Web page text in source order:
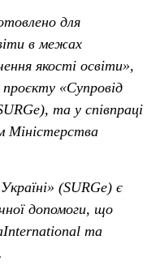
для
в межах
якості освіти»,
«Супровід
та у співпраці
Міністерства
(SURGe) є
допомоги, що
та